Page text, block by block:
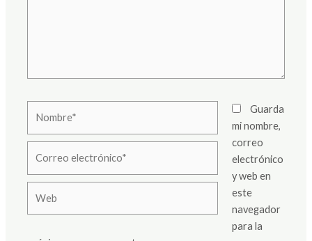
electrónico*
Guarda
mi nombre,
correo
electrónico
y web en
este
navegador
para la